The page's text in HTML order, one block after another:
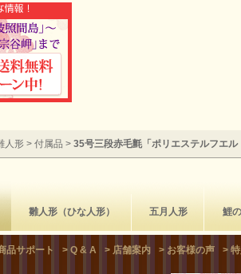
人形 > 付属品 > 35号三段赤毛氈「ポリエステルフエル
雛人形（ひな人形） 五月人形 鯉
品サポート > Q & A > 店舗案内 > お客様の声 >